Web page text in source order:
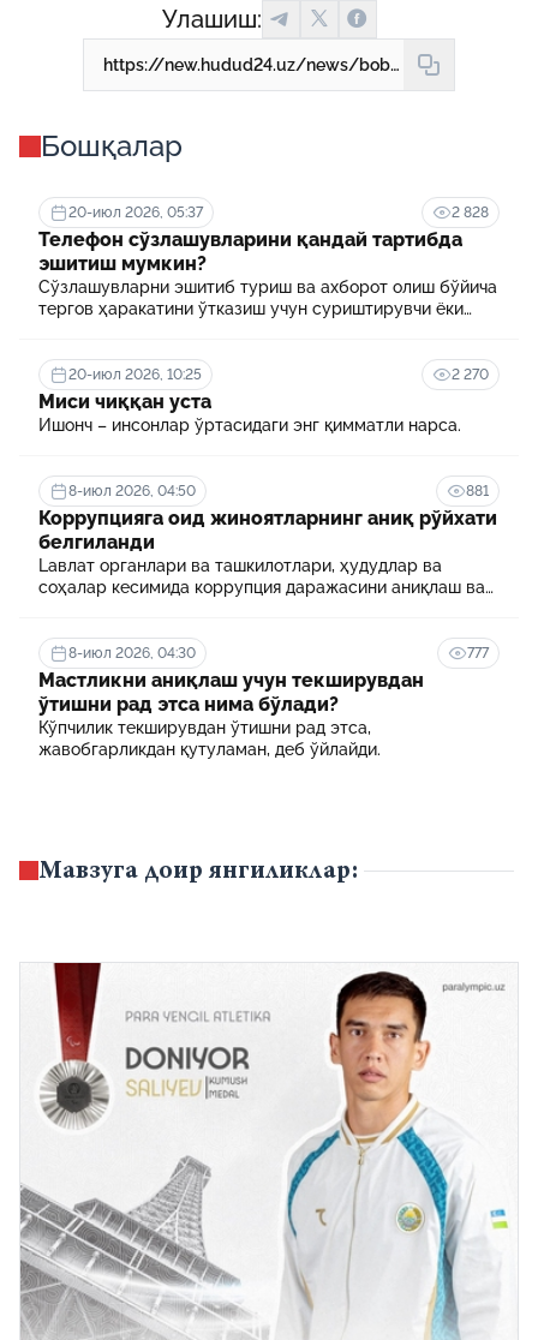
Улашиш:
https://new.hudud24.uz/news/boburzhon-omonov-2-karra-paralimpiiada-chempioni-buldi
Бошқалар
20-июл 2026, 05:37 2 828
Телефон сўзлашувларини қандай тартибда
эшитиш мумкин?
Сўзлашувларни эшитиб туриш ва ахборот олиш бўйича
тергов ҳаракатини ўтказиш учун суриштирувчи ёки
20-июл 2026, 10:25 2 270
Миси чиққан уста
Ишонч – инсонлар ўртасидаги энг қимматли нарса.
8-июл 2026, 04:50 881
Коррупцияга оид жиноятларнинг аниқ рўйхати
белгиланди
Lавлат органлари ва ташкилотлари, ҳудудлар ва
соҳалар кесимида коррупция даражасини аниқлаш ва
8-июл 2026, 04:30 777
Мастликни аниқлаш учун текширувдан
ўтишни рад этса нима бўлади?
Кўпчилик текширувдан ўтишни рад этса,
жавобгарликдан қутуламан, деб ўйлайди.
Мавзуга доир янгиликлар: